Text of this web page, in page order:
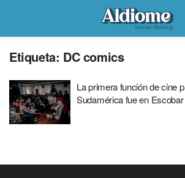
Etiqueta: DC comics
La primera función de cine
Sudamérica fue en Escobar